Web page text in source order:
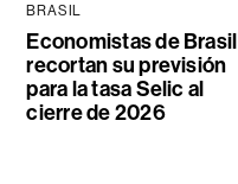
BRASIL
Economistas de Brasil
recortan su previsión
para la tasa Selic al
cierre de 2026